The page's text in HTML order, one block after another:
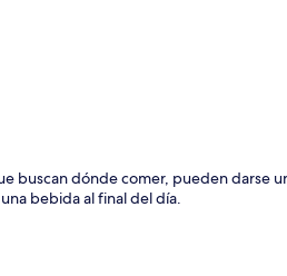
buscan dónde comer, pueden darse
bebida al final del día.